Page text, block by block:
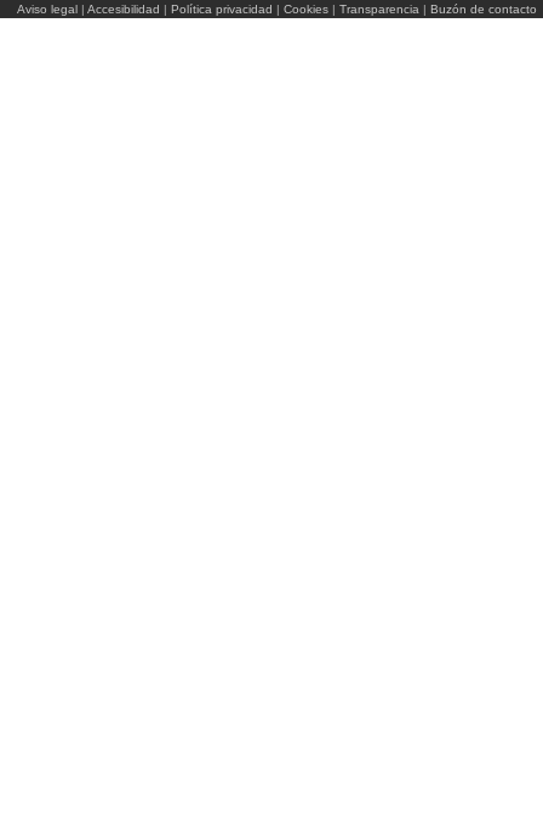
Aviso legal |Accesibilidad Política privacidad |Cookies |Transparencia Buzón de contacto